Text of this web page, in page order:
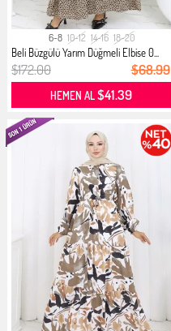
6-8 10-12 14-16 18-20
Beli Büzgülü Yarım Düğmeli Elbise 0...
$172.00 $68.99
HEMEN AL$41.39